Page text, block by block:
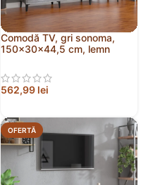
Comodă TV, gri sonoma,
150x30x44,5 cm, lemn
562,99 lei
OFERTĂ